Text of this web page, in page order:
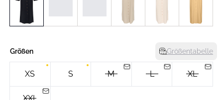
Größen Größentabelle
XS S M L XL
XXL